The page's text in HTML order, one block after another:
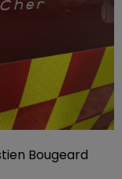
Bougeard